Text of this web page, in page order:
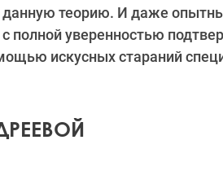
теорию. И даже
полной уверенностью
искусных стараний